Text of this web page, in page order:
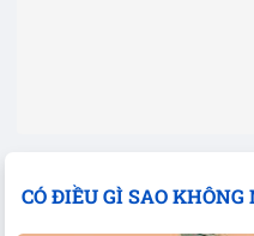
CÓ ĐIỀU GÌ SAO